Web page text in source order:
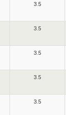
3.5
3.5
3.5
3.5
3.5